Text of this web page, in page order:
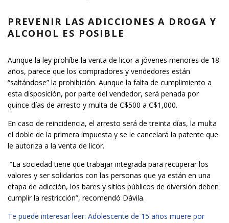
PREVENIR LAS ADICCIONES A DROGA Y
ALCOHOL ES POSIBLE
Aunque la ley prohíbe la venta de licor a jóvenes menores de 18
años, parece que los compradores y vendedores están
“saltándose” la prohibición. Aunque la falta de cumplimiento a
esta disposición, por parte del vendedor, será penada por
quince días de arresto y multa de C$500 a C$1,000.
En caso de reincidencia, el arresto será de treinta días, la multa
el doble de la primera impuesta y se le cancelará la patente que
le autoriza a la venta de licor.
“La sociedad tiene que trabajar integrada para recuperar los
valores y ser solidarios con las personas que ya están en una
etapa de adicción, los bares y sitios públicos de diversión deben
cumplir la restricción”, recomendó Dávila.
Te puede interesar leer: Adolescente de 15 años muere por